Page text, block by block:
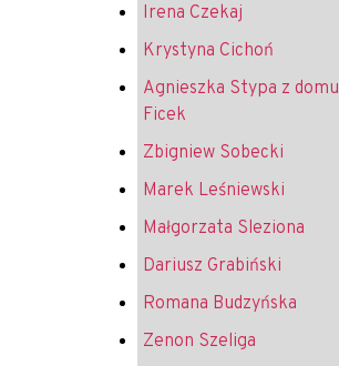
Irena Czekaj
Krystyna Cichoń
Agnieszka Stypa z domu
Ficek
Zbigniew Sobecki
Marek Leśniewski
Małgorzata Sleziona
Dariusz Grabiński
Romana Budzyńska
Zenon Szeliga